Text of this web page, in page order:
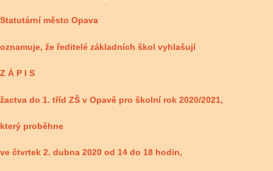
Statutární město Opava
oznamuje, že ředitelé základních škol vyhlašují
Z Á P I S
žactva do 1. tříd ZŠ v Opavě pro školní rok 2020/2021,
který proběhne
ve čtvrtek 2. dubna 2020 od 14 do 18 hodin,